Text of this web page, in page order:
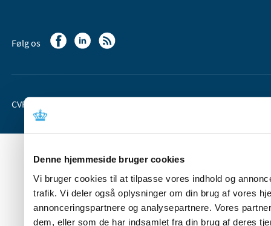
Denne hjemmeside bruger cookies
Vi bruger cookies til at tilpasse vores indhold og
trafik. Vi deler også oplysninger om din brug af vores
annonceringspartnere og analysepartnere. Vores
dem, eller som de har indsamlet fra din brug af deres
Følg os
CVR-nr. 37 05 24 85